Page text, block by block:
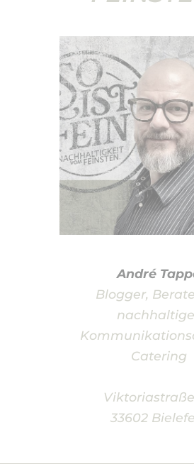
André
Blogger,
Catering
33602